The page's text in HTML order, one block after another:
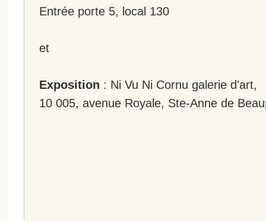
Entrée porte 5, local 130
et
Exposition : Ni Vu Ni Cornu galerie d'art,
10 005, avenue Royale, Ste-Anne de